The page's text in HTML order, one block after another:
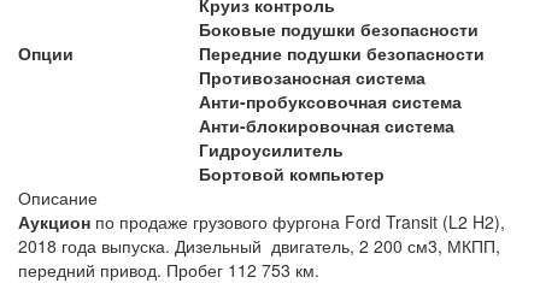
Опции
Боковые подушки безопасности
Передние подушки безопасности
Противозаносная система
Анти-пробуксовочная система
Анти-блокировочная система
Гидроусилитель
Бортовой компьютер
Описание
Аукцион по продаже грузового фургона Ford Transit (L2 H2),
2018 года выпуска. Дизельный двигатель, 2 200 см3, МКПП,
передний привод. Пробег 112 753 км.